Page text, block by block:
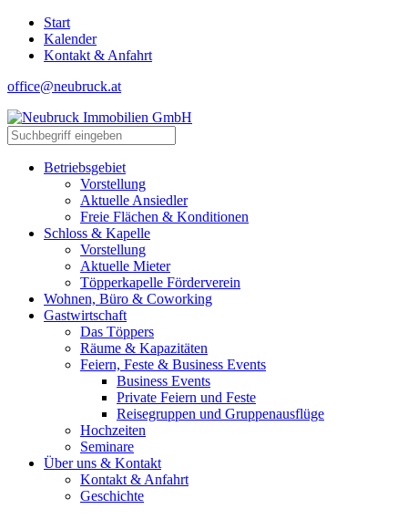
Start
Kalender
Kontakt & Anfahrt
office@neubruck.at
Betriebsgebiet
Vorstellung
Aktuelle Ansiedler
Freie Flächen & Konditionen
Schloss & Kapelle
Vorstellung
Aktuelle Mieter
Töpperkapelle Förderverein
Wohnen, Büro & Coworking
Gastwirtschaft
Das Töppers
Räume & Kapazitäten
Feiern, Feste & Business Events
Business Events
Private Feiern und Feste
Reisegruppen und Gruppenausflüge
Hochzeiten
Seminare
Über uns & Kontakt
Kontakt & Anfahrt
Geschichte